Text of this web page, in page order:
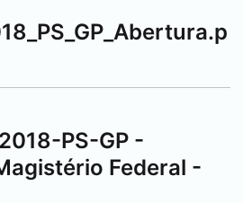
PS-GP -
Federal -